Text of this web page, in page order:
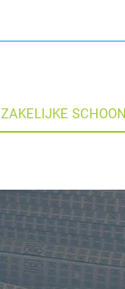
ZAKELIJKE